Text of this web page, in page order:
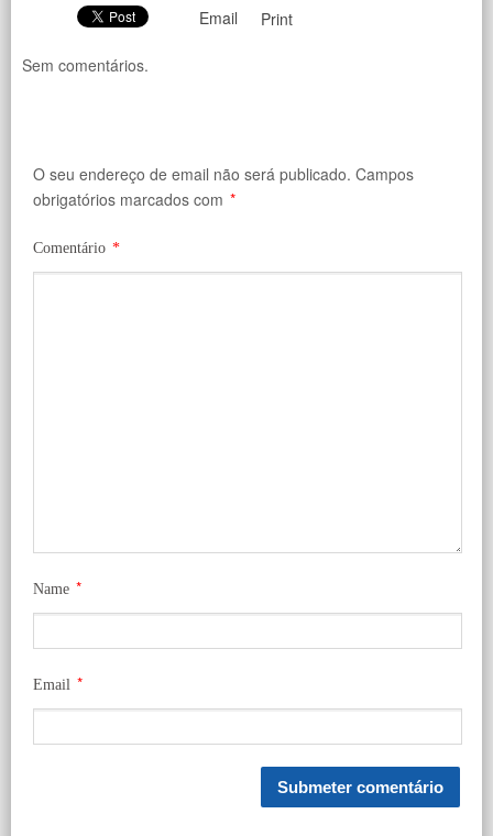
Email Print
Sem comentários.
O seu endereço de email não será publicado. Campos
obrigatórios marcados com *
Comentário *
Name *
Email *